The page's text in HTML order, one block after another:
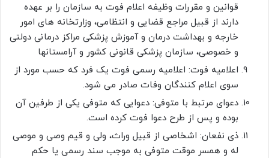
قوانین و مقررات وظیفه اعلام فوت به سازمان را بر عهده
دارند از قبیل مراجع قضایی و انتظامی، وزارتخانه های امور
خارجه و بهداشت درمان و آموزش پزشکی مراکز درمانی دولتی
و خصوصی، سازمان پزشکی قانونی کشور و آرامستانها
اعلامیه فوت: اعلامیه رسمی فوت یک فرد که حسب مورد از
سوی اعلام کنندگان وفات صادر می شود.
دعوای مرتبط با متوفی: دعوایی که متوفی یکی از طرفین آن
بوده و پس از طرح دعوا فوت کرده است.
ذی نفعان: اشخاصی از قبیل وراث، ولی و قیم وصی و موصی
له و همسر موقت متوفی به موجب سند رسمی یا حکم